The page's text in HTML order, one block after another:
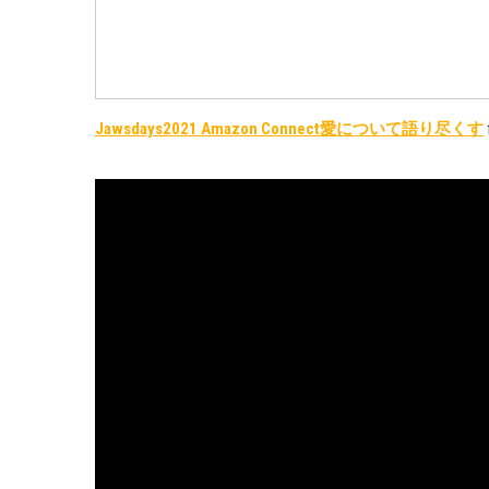
Jawsdays2021 Amazon Connect愛について語り尽くす